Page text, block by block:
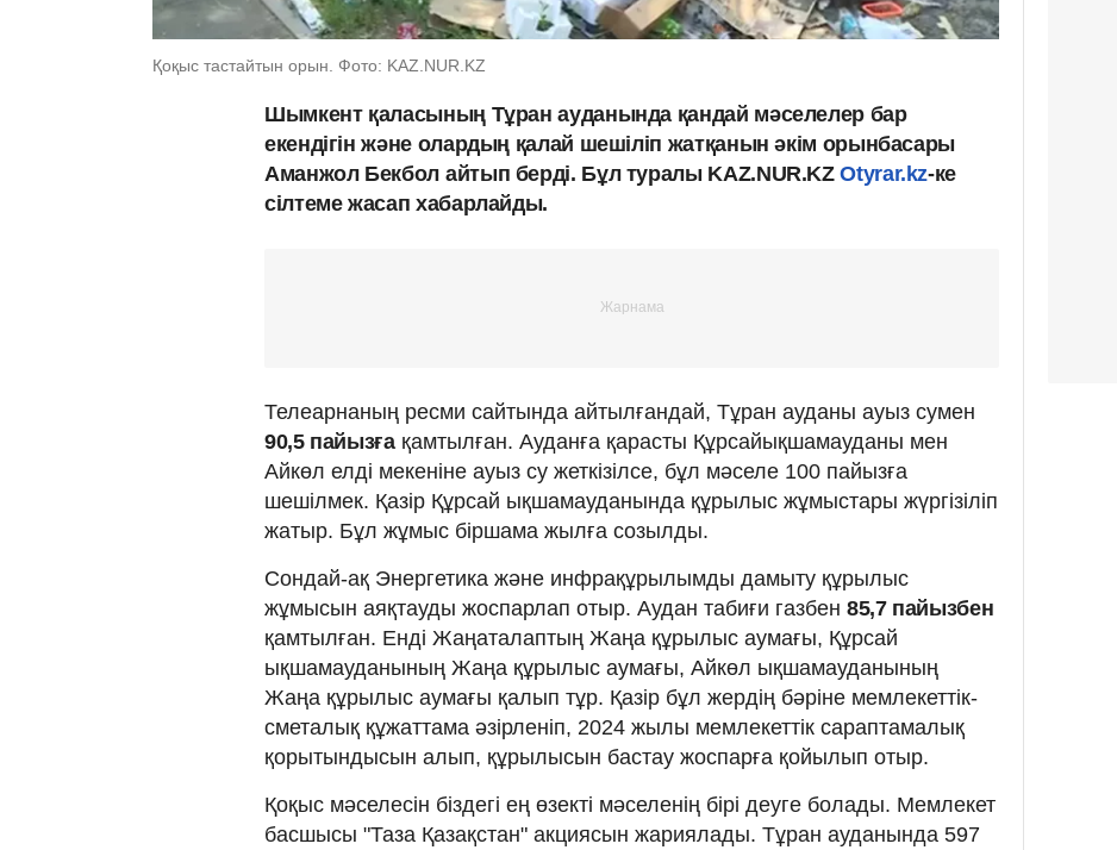
Қоқыс тастайтын орын. Фото: KAZ.NUR.KZ
Шымкент қаласының Тұран ауданында қандай мәселелер бар
екендігін және олардың қалай шешіліп жатқанын әкім орынбасары
Аманжол Бекбол айтып берді. Бұл туралы KAZ.NUR.KZOtyrar.kz-ке
сілтеме жасап хабарлайды.
Телеарнаның ресми сайтында айтылғандай, Тұран ауданы ауыз сумен
90,5 пайызғақамтылған. Ауданға қарасты Құрсайықшамауданы мен
Айкөл елді мекеніне ауыз су жеткізілсе, бұл мәселе 100 пайызға
шешілмек. Қазір Құрсай ықшамауданында құрылыс жұмыстары жүргізіліп
жатыр. Бұл жұмыс біршама жылға созылды.
Сондай-ақ Энергетика және инфрақұрылымды дамыту құрылыс
жұмысын аяқтауды жоспарлап отыр. Аудан табиғи газбен 85,7 пайызбен
қамтылған. Енді Жаңаталаптың Жаңа құрылыс аумағы, Құрсай
ықшамауданының Жаңа құрылыс аумағы, Айкөл ықшамауданының
Жаңа құрылыс аумағы қалып тұр. Қазір бұл жердің бәріне мемлекеттік-
сметалық құжаттама әзірленіп, 2024 жылы мемлекеттік сараптамалық
қорытындысын алып, құрылысын бастау жоспарға қойылып отыр.
Қоқыс мәселесін біздегі ең өзекті мәселенің бірі деуге болады. Мемлекет
басшысы "Таза Қазақстан" акциясын жариялады. Тұран ауданында 597